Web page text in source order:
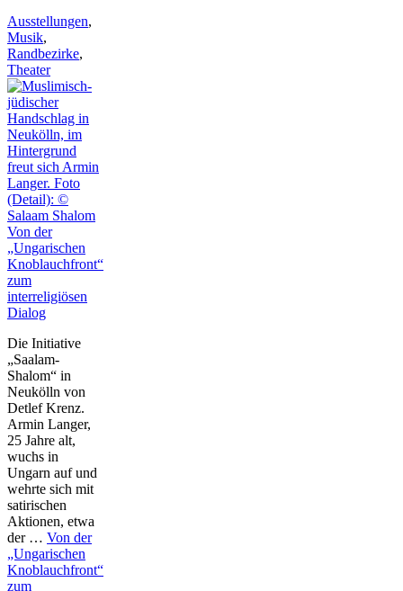
Ausstellungen,
Musik,
Randbezirke,
Theater
Von der
„Ungarischen
Knoblauchfront“
zum
interreligiösen
Dialog
Die Initiative
„Saalam-
Shalom“ in
Neukölln von
Detlef Krenz.
Armin Langer,
25 Jahre alt,
wuchs in
Ungarn auf und
wehrte sich mit
satirischen
Aktionen, etwa
der … Von der
„Ungarischen
Knoblauchfront“
zum